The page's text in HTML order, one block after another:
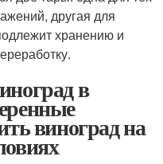
другая для
хранению и
в
виноград на